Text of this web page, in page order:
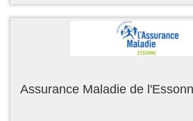
Assurance Maladie de